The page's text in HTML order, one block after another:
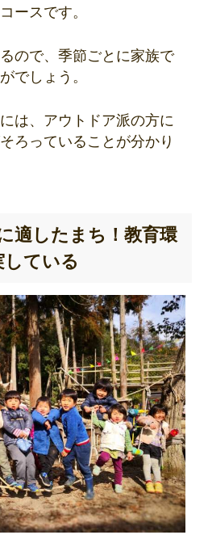
ースです。
ので、季節ごとに家族で
でしょう。
は、アウトドア派の方に
ろっていることが分かり
適したまち！教育環
ている